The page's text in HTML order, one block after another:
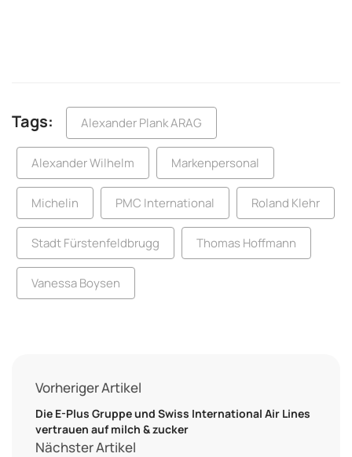
Tags: Alexander Plank ARAG
Alexander Wilhelm Markenpersonal
Michelin PMC International Roland Klehr
Stadt Fürstenfeldbrugg Thomas Hoffmann
Vanessa Boysen
Vorheriger Artikel
Die E-Plus Gruppe und Swiss International Air Lines
vertrauen auf milch & zucker
Nächster Artikel